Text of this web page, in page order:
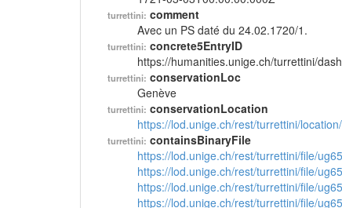
turrettini: comment
Avec un PS daté du 24.02.1720/1.
turrettini: concrete5EntryID
https://humanities.unige.ch/turrettini/
turrettini: conservationLoc
Genève
turrettini: conservationLocation
https://lod.unige.ch/rest/turrettini/
turrettini: containsBinaryFile
https://lod.unige.ch/rest/turrettini/file/
https://lod.unige.ch/rest/turrettini/file/
https://lod.unige.ch/rest/turrettini/file/
https://lod.unige.ch/rest/turrettini/file/